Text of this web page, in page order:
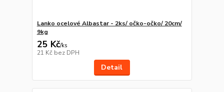
Lanko ocelové Albastar - 2ks/ očko-očko/ 20cm/
9kg
25 Kč/ks
21 Kč bez DPH
Detail